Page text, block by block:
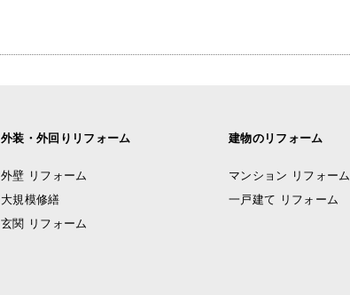
外装・外回りリフォーム
外壁 リフォーム
大規模修繕
玄関 リフォーム
建物のリフォーム
マンション リフォーム
一戸建て リフォーム